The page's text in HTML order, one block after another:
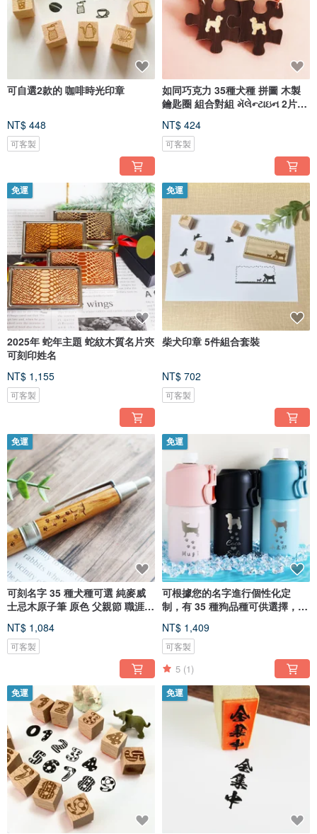
可自選2款的 咖啡時光印章
NT$ 448
可客製
如同巧克力 35種犬種 拼圖 木製
鑰匙圈 組合對組 મૅલેન્ટાઇન 2片式
NT$ 424
可客製
免運
2025年 蛇年主題 蛇紋木質名片夾
可刻印姓名
NT$ 1,155
可客製
免運
柴犬印章 5件組合套裝
NT$ 702
可客製
免運
可刻名字 35 種犬種可選 純麥威
士忌木原子筆 原色 父親節 職涯晉
NT$ 1,084
可客製
免運
可根據您的名字進行個性化定
制，有 35 種狗品種可供選擇，爪
飲或暖飲，兼容 500 毫升至 650
毫升
NT$ 1,409
可客製
5 (1)
免運 免運